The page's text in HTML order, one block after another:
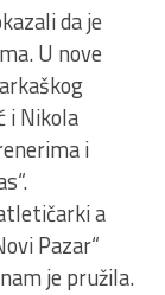
da je
U nove
i Nikola
i
a
Pazar“
je pružila.